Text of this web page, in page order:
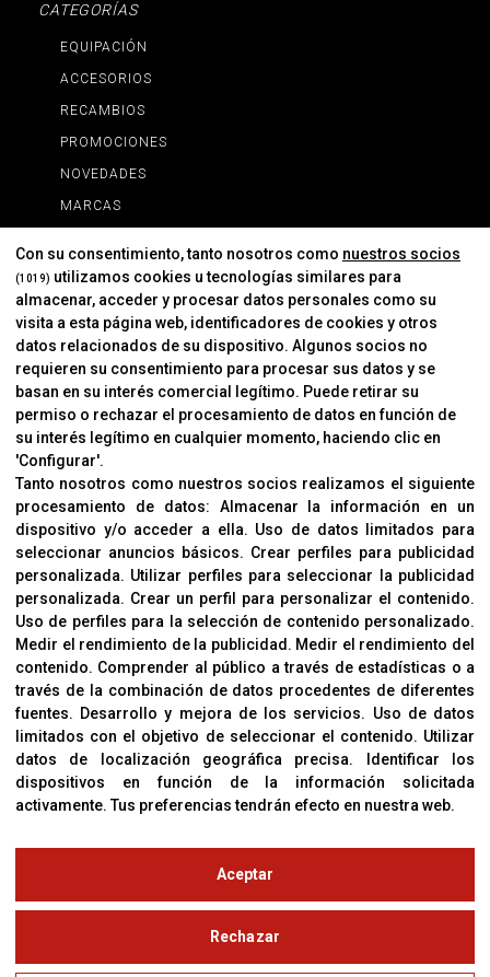
CATEGORÍAS
EQUIPACIÓN
ACCESORIOS
RECAMBIOS
PROMOCIONES
NOVEDADES
MARCAS
INFORMACIÓN
Contacto
Cambios Y Devoluciones
CORVER
Aviso Legal
Sobre Nosotros
Cookies
Política De Privacidad
OFICINAS
C/ Coneixement 5, 08850
Gavà (Barcelona)
CONTACTO
T. (+34) 93 638 38 60
corver@corver.es
© Copyright 2019
Con su consentimiento, tanto nosotros como nuestros socios
(1019) utilizamos cookies u tecnologías similares para
almacenar, acceder y procesar datos personales como su
visita a esta página web, identificadores de cookies y otros
datos relacionados de su dispositivo. Algunos socios no
requieren su consentimiento para procesar sus datos y se
basan en su interés comercial legítimo. Puede retirar su
permiso o rechazar el procesamiento de datos en función de
su interés legítimo en cualquier momento, haciendo clic en
'Configurar'.
Tanto nosotros como nuestros socios realizamos el siguiente
procesamiento de datos: Almacenar la información en un
dispositivo y/o acceder a ella. Uso de datos limitados para
seleccionar anuncios básicos. Crear perfiles para publicidad
personalizada. Utilizar perfiles para seleccionar la publicidad
personalizada. Crear un perfil para personalizar el contenido.
Uso de perfiles para la selección de contenido personalizado.
Medir el rendimiento de la publicidad . Medir el rendimiento del
contenido. Comprender al público a través de estadísticas o a
través de la combinación de datos procedentes de diferentes
fuentes. Desarrollo y mejora de los servicios. Uso de datos
limitados con el objetivo de seleccionar el contenido. Utilizar
datos de localización geográfica precisa.
Identificar los
dispositivos en función de la información solicitada
activamente.Tus preferencias tendrán efecto en nuestra web.
Rechazar
Aceptar